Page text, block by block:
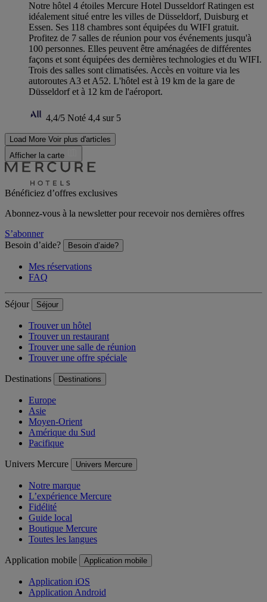
Notre hôtel 4 étoiles Mercure Hotel Dusseldorf Ratingen est
idéalement situé entre les villes de Düsseldorf, Duisburg et
Essen. Ses 118 chambres sont équipées du WIFI gratuit.
Profitez de 7 salles de réunion pour vos événements jusqu'à
100 personnes. Elles peuvent être aménagées de différentes
façons et sont équipées des dernières technologies et du WIFI.
Trois des salles sont climatisées. Accès en voiture via les
autoroutes A3 et A52. L'hôtel est à 19 km de la gare de
Düsseldorf et à 12 km de l'aéroport.
4,4/5 Noté 4,4 sur 5
Load More Voir plus d'articles
Afficher la carte
Bénéficiez d’offres exclusives
Abonnez-vous à la newsletter pour recevoir nos dernières offres
S’abonner
Besoin d’aide?
Besoin d’aide?
Mes réservations
FAQ
Séjour Séjour
Trouver un hôtel
Trouver un restaurant
Trouver une salle de réunion
Trouver une offre spéciale
Destinations Destinations
Europe
Asie
Moyen-Orient
Amérique du Sud
Pacifique
Univers Mercure Univers Mercure
Notre marque
L’expérience Mercure
Fidélité
Guide local
Boutique Mercure
Toutes les langues
Application mobile Application mobile
Application iOS
Application Android